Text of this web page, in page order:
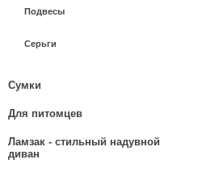
Подвесы
Серьги
Сумки
Для питомцев
Ламзак - стильный надувной
диван